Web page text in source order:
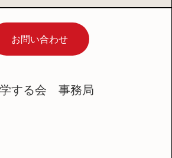
お問い合わせ
する会 事務局